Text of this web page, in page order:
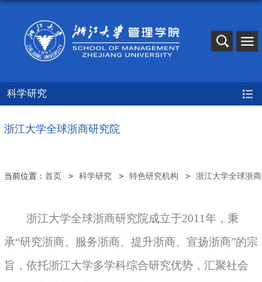
科学研究
浙江大学全球浙商研究院
当前位置： 首页 科学研究 特色研究机构 浙江大学全球浙
浙江大学全球浙商研究院成立于2011年，秉
承“研究浙商、服务浙商、提升浙商、宣扬浙商”的宗
旨，依托浙江大学多学科综合研究优势，汇聚社会